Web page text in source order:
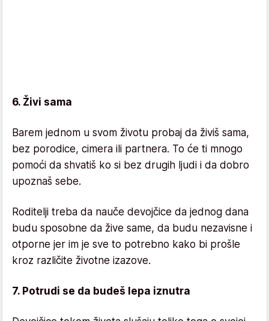
6. Živi sama
Barem jednom u svom životu probaj da živiš sama,
bez porodice, cimera ili partnera. To će ti mnogo
pomoći da shvatiš ko si bez drugih ljudi i da dobro
upoznaš sebe.
Roditelji treba da nauče devojčice da jednog dana
budu sposobne da žive same, da budu nezavisne i
otporne jer im je sve to potrebno kako bi prošle
kroz različite životne izazove.
7. Potrudi se da budeš lepa iznutra